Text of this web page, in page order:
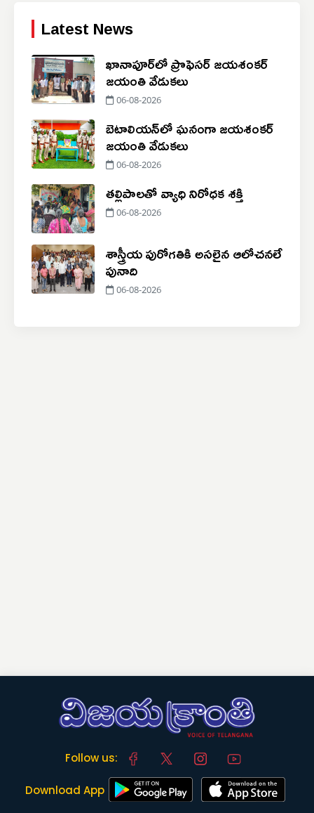
Latest News
ఖానాపూర్‌లో ప్రొఫెసర్ జయశంకర్
జయంతి వేడుకలు
06-08-2026
బెటాలియన్‌లో ఘనంగా జయశంకర్
జయంతి వేడుకలు
06-08-2026
తల్లిపాలతో వ్యాధి నిరోధక శక్తి
06-08-2026
శాస్త్రీయ పురోగతికి అసలైన ఆలోచనలే
పునాది
06-08-2026
Follow us:
Download App